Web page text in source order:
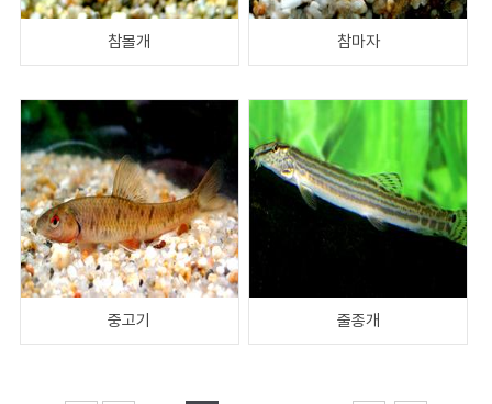
참몰개 참마자
중고기 줄종개